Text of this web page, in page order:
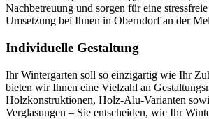
Nachbetreuung und sorgen für eine
Umsetzung bei Ihnen in Oberndorf an der
Individuelle Gestaltung
Ihr Wintergarten soll so einzigartig wie Ihr
bieten wir Ihnen eine Vielzahl an
Holzkonstruktionen, Holz-Alu-Varianten
Verglasungen – Sie entscheiden, wie Ihr